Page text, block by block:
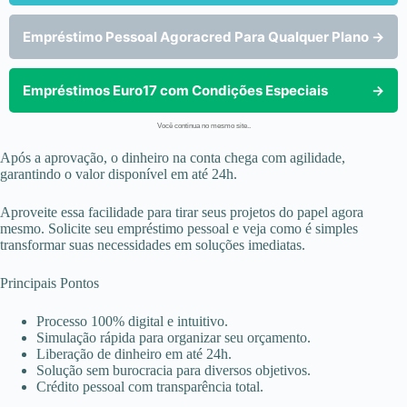
Empréstimo Pessoal Agoracred Para Qualquer Plano →
Empréstimos Euro17 com Condições Especiais →
Você continua no mesmo site..
Após a aprovação, o dinheiro na conta chega com agilidade,
garantindo o valor disponível em até 24h.
Aproveite essa facilidade para tirar seus projetos do papel agora
mesmo. Solicite seu empréstimo pessoal e veja como é simples
transformar suas necessidades em soluções imediatas.
Principais Pontos
Processo 100% digital e intuitivo.
Simulação rápida para organizar seu orçamento.
Liberação de dinheiro em até 24h.
Solução sem burocracia para diversos objetivos.
Crédito pessoal com transparência total.